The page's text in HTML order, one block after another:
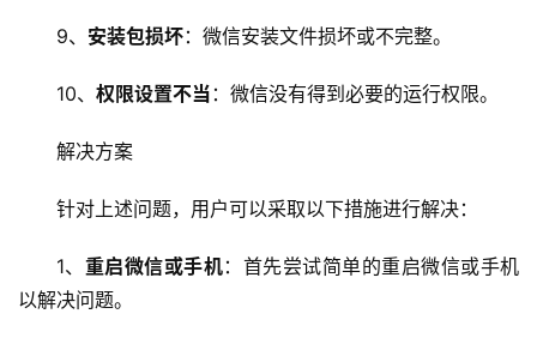
9、 安装包损坏：微信安装文件损坏或不完整。
10、 权限设置不当 ：微信没有得到必要的运行权限。
解决方案
针对上述问题，用户可以采取以下措施进行解决：
1、 重启微信或手机：首先尝试简单的重启微信或手机
以解决问题。